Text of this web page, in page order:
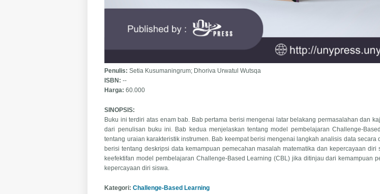
Penulis:Setia Kusumaningrum; Dhoriva Urwatul Wutsqa
ISBN:--
Harga:60.000
SINOPSIS:
Buku ini terdiri atas enam bab. Bab pertama berisi mengenai latar belakang permasalahan dan
dari penulisan buku ini. Bab kedua menjelaskan tentang model pembelajaran Challenge-
tentang uraian karakteristik instrumen. Bab keempat berisi mengenai langkah analisis data secara
berisi tentang deskripsi data kemampuan pemecahan masalah matematika dan kepercayaan diri
keefektifan model pembelajaran Challenge-Based Learning (CBL) jika ditinjau dari kemampuan
kepercayaan diri siswa.
Kategori:Challenge-Based Learning